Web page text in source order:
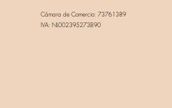
Cámara de Comercio: 73761389
IVA: NL002395273B90